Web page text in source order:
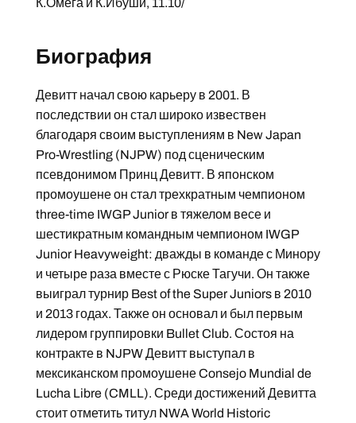
Биография
Девитт начал свою карьеру в 2001. В
последствии он стал широко извествен
благодаря своим выступлениям в New Japan
Pro-Wrestling (NJPW) под сценическим
псевдонимом Принц Девитт. В японском
промоушене он стал трехкратным чемпионом
three-time IWGP Junior в тяжелом весе и
шестикратным командным чемпионом IWGP
Junior Heavyweight: дважды в команде с Минору
и четыре раза вместе с Рюске Тагучи. Он также
выиграл турнир Best of the Super Juniors в 2010
и 2013 годах. Также он основал и был первым
лидером группировки Bullet Club. Состоя на
контракте в NJPW Девитт выступал в
мексиканском промоушене Consejo Mundial de
Lucha Libre (CMLL). Среди достижений Девитта
стоит отметить титул NWA World Historic